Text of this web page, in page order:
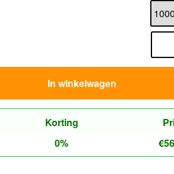
In winkelwagen
Korting
0% €